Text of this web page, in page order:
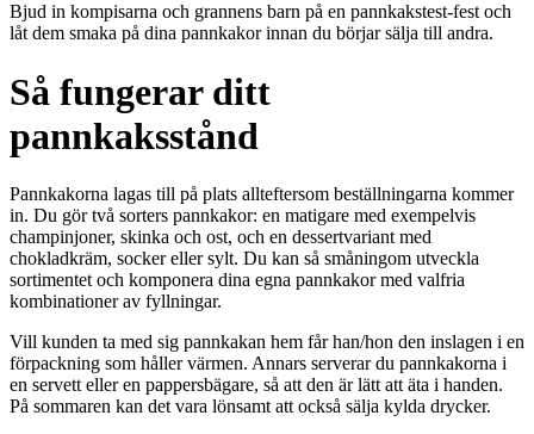
Bjud in kompisarna och grannens barn på en pannkakstest-fest och
låt dem smaka på dina pannkakor innan du börjar sälja till andra.
Så fungerar ditt
pannkaksstånd
Pannkakorna lagas till på plats allteftersom beställningarna kommer
in. Du gör två sorters pannkakor: en matigare med exempelvis
champinjoner, skinka och ost, och en dessertvariant med
chokladkräm, socker eller sylt. Du kan så småningom utveckla
sortimentet och komponera dina egna pannkakor med valfria
kombinationer av fyllningar.
Vill kunden ta med sig pannkakan hem får han/hon den inslagen i en
förpackning som håller värmen. Annars serverar du pannkakorna i
en servett eller en pappersbägare, så att den är lätt att äta i handen.
På sommaren kan det vara lönsamt att också sälja kylda drycker.